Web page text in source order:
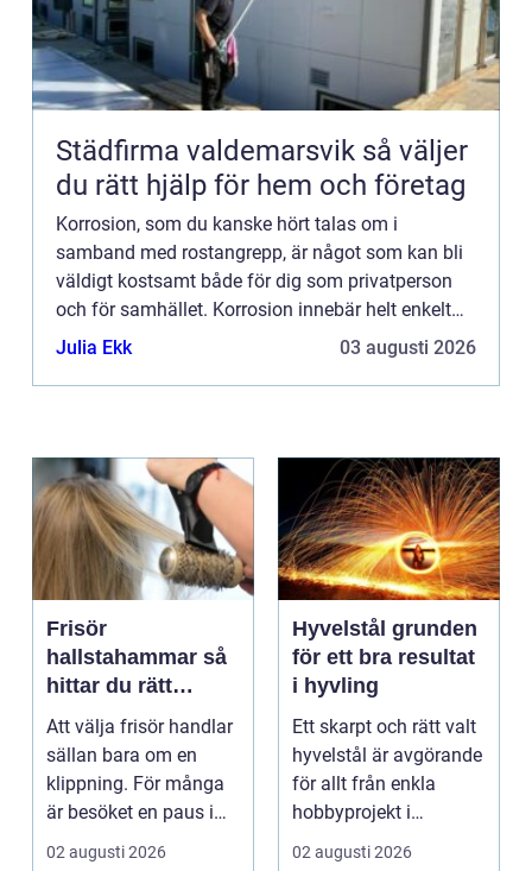
Städfirma valdemarsvik så väljer
du rätt hjälp för hem och företag
Korrosion, som du kanske hört talas om i
samband med rostangrepp, är något som kan bli
väldigt kostsamt både för dig som privatperson
och för samhället. Korrosion innebär helt enkelt
att ett material, va...
Julia Ekk 03 augusti 2026
Frisör
hallstahammar så
hittar du rätt
salong för stil,
kvalitet och känsla
Att välja frisör handlar
sällan bara om en
klippning. För många
är besöket en paus i
vardagen, ett s...
02 augusti 2026
Hyvelstål grunden
för ett bra resultat
i hyvling
Ett skarpt och rätt valt
hyvelstål är avgörande
för allt från enkla
hobbyprojekt i
verkstaden till k...
02 augusti 2026